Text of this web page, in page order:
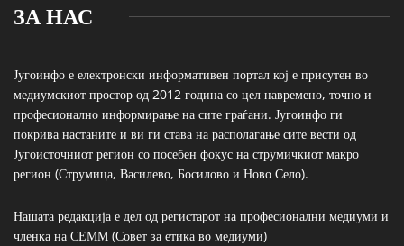
ЗА НАС
Југоинфо е електронски информативен портал кој е присутен во
медиумскиот простор од 2012 година со цел навремено, точно и
професионално информирање на сите граѓани. Југоинфо ги
покрива настаните и ви ги става на располагање сите вести од
Југоисточниот регион со посебен фокус на струмичкиот макро
регион (Струмица, Василево, Босилово и Ново Село).
Нашата редакција е дел од регистарот на професионални медиуми и
членка на СЕММ (Совет за етика во медиуми)